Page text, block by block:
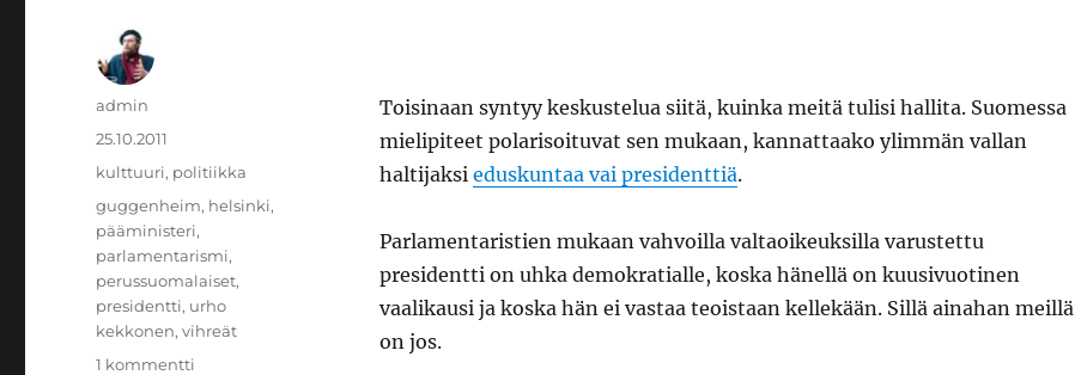
Toisinaan syntyy keskustelua siitä, kuinka meitä tulisi hallita. Suomessa
mielipiteet polarisoituvat sen mukaan, kannattaako ylimmän vallan
haltijaksi eduskuntaa vai presidenttiä.
Parlamentaristien mukaan vahvoilla valtaoikeuksilla varustettu
presidentti on uhka demokratialle, koska hänellä on kuusivuotinen
vaalikausi ja koska hän ei vastaa teoistaan kellekään. Sillä ainahan meillä
on jos.
Kirjoittaja
admin
Julkaistu
25.10.2011
Kategoriat
kulttuuri, politiikka
Avainsanat
guggenheim, helsinki,
pääministeri,
parlamentarismi,
perussuomalaiset,
presidentti, urho
kekkonen,vihreät
1 kommentti